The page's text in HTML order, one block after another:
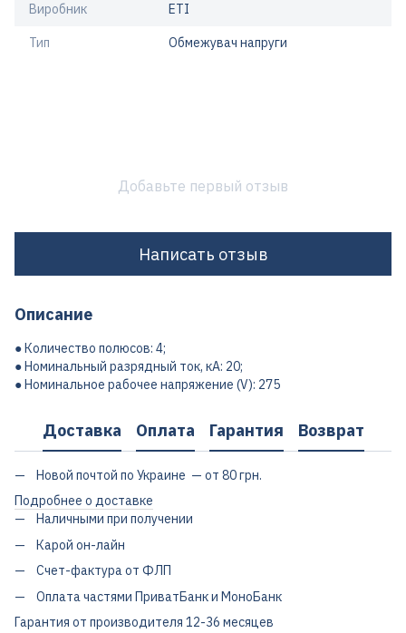
Виробник ETI
Тип Обмежувач напруги
Добавьте первый отзыв
Написать отзыв
Описание
● Количество полюсов: 4;
● Номинальный разрядный ток, кА: 20;
● Номинальное рабочее напряжение (V): 275
Доставка Оплата Гарантия Возврат
Новой почтой по Украине — от 80 грн.
Подробнее о доставке
Наличными при получении
Карой он-лайн
Счет-фактура от ФЛП
Оплата частями ПриватБанк и МоноБанк
Гарантия от производителя 12-36 месяцев